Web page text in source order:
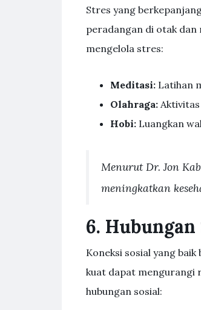
Stres yang
peradangan di otak dan
mengelola stres:
Meditasi: Latihan
Olahraga:
Hobi: Luangkan
Menurut Dr. Jon
meningkatkan
6. Hubungan
Koneksi sosial yang
kuat dapat mengurangi
hubungan sosial: